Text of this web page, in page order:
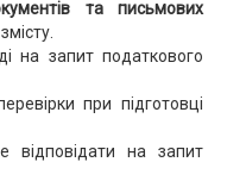
та письмових
на запит податкового
при підготовці
на запит